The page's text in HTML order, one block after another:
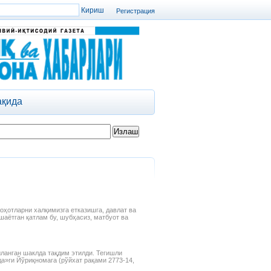
Регистрация
халқимизга етказишга, давлат ва
қатлам бу, шубҳасиз, матбуот ва
шаклда тақдим этилди. Тегишли
Йўриқномага (рўйхат рақами 2773-14,